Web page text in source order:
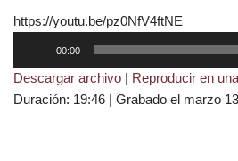
https://youtu.be/pz0NfV4ftNE
p
r
00:00
Descargar archivo | Reproducir en
Duración: 19:46 | Grabado el marzo